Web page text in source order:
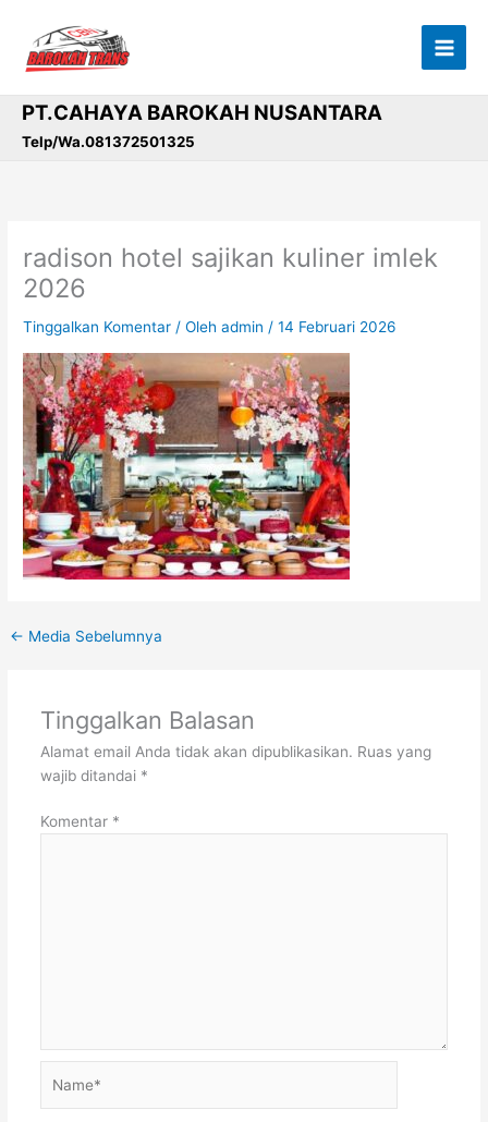
konten
PT.CAHAYA BAROKAH NUSANTARA
Telp/Wa.081372501325
radison hotel sajikan kuliner imlek
2026
Tinggalkan Komentar / Olehadmin /14 Februari 2026
← Media Sebelumnya
Tinggalkan Balasan
Alamat email Anda tidak akan dipublikasikan. Ruas yang
wajib ditandai *
Komentar *